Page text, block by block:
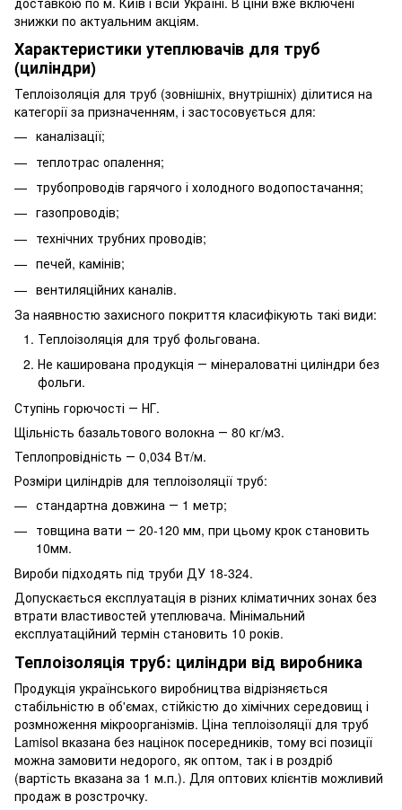
знижки по актуальним акціям.
Характеристики утеплювачів для труб
(циліндри)
Теплоізоляція для труб (зовнішніх, внутрішніх) ділитися на
категорії за призначенням, і застосовується для:
каналізації;
теплотрас опалення;
трубопроводів гарячого і холодного водопостачання;
газопроводів;
технічних трубних проводів;
печей, камінів;
вентиляційних каналів.
За наявностю захисного покриття класифікують такі види:
Теплоізоляція для труб фольгована.
Не каширована продукція ― мінераловатні циліндри без
фольги.
Ступінь горючості ― НГ.
Щільність базальтового волокна ― 80 кг/м3.
Теплопровідність ― 0,034 Вт/м.
Розміри циліндрів для теплоізоляції труб:
стандартна довжина ― 1 метр;
товщина вати ― 20-120 мм, при цьому крок становить
10мм.
Вироби підходять під труби ДУ 18-324.
Допускається експлуатація в різних кліматичних зонах без
втрати властивостей утеплювача. Мінімальний
експлуатаційний термін становить 10 років.
Теплоізоляція труб: циліндри від виробника
Продукція українського виробництва відрізняється
стабільністю в об'ємах, стійкістю до хімічних середовищ і
розмноження мікроорганізмів. Ціна теплоізоляції для труб
Lamisol вказана без націнок посередників, тому всі позиції
можна замовити недорого, як оптом, так і в роздріб
(вартість вказана за 1 м.п.). Для оптових клієнтів можливий
продаж в розстрочку.